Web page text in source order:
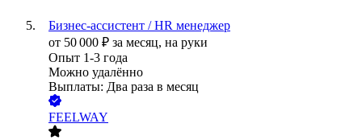
Бизнес-ассистент / HR менеджер
от 50 000 ₽ за месяц, на руки
Опыт 1-3 года
Можно удалённо
Выплаты: Два раза в месяц
FEELWAY